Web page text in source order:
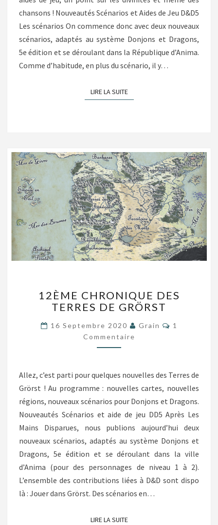
chansons ! Nouveautés Scénarios et Aides de Jeu D&D5
Les scénarios On commence donc avec deux nouveaux
scénarios, adaptés au système Donjons et Dragons,
5e édition et se déroulant dans la République d’Anima.
Comme d’habitude, en plus du scénario, il y…
LIRE LA SUITELIRE LA SUITE
CHRONIQUE
DES
DE
GRÖRST
12ÈME CHRONIQUE DES
TERRES DE GRÖRST
16 Septembre 2020 Grain
1
Commentaire
Allez, c’est parti pour quelques nouvelles des Terres de
Grörst ! Au programme : nouvelles cartes, nouvelles
régions, nouveaux scénarios pour Donjons et Dragons.
Nouveautés Scénarios et aide de jeu DD5 Après Les
Mains Disparues, nous publions aujourd’hui deux
nouveaux scénarios, adaptés au système Donjons et
Dragons, 5e édition et se déroulant dans la ville
d’Anima (pour des personnages de niveau 1 à 2).
L’ensemble des contributions liées à D&D sont dispo
là : Jouer dans Grörst. Des scénarios en…
LIRE LA SUITELIRE LA SUITE